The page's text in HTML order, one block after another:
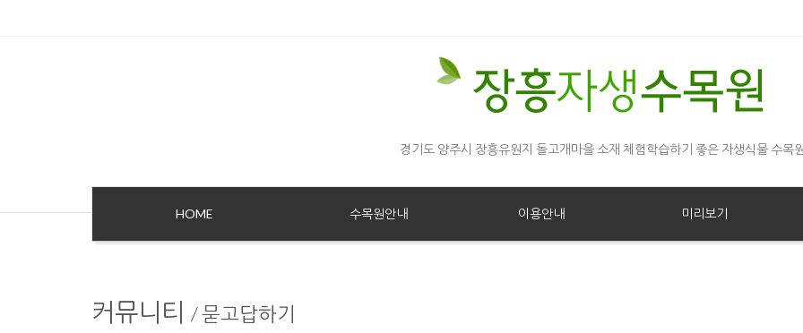
경기도 양주시 장흥유원지 돌고개마을 소재 체험학습하기 좋은 자생식물 수목
HOME 수목원안내 이용안내 미리보기
커뮤니티 /묻고답하기